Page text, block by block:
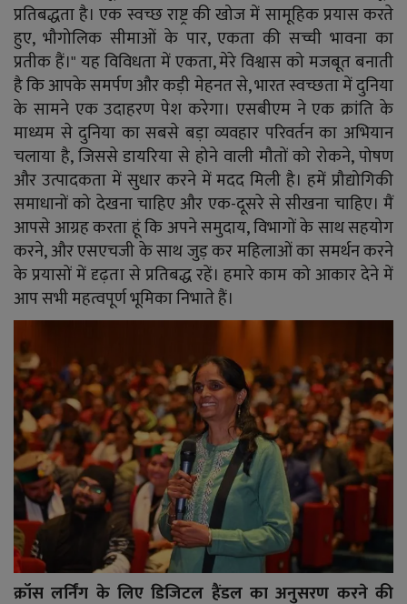
प्रतिबद्धता है। एक स्वच्छ राष्ट्र की खोज में सामूहिक प्रयास करते
हुए, भौगोलिक सीमाओं के पार, एकता की सच्ची भावना का
प्रतीक हैं।" यह विविधता में एकता, मेरे विश्वास को मजबूत बनाती
है कि आपके समर्पण और कड़ी मेहनत से, भारत स्वच्छता में दुनिया
के सामने एक उदाहरण पेश करेगा। एसबीएम ने एक क्रांति के
माध्यम से दुनिया का सबसे बड़ा व्यवहार परिवर्तन का अभियान
चलाया है, जिससे डायरिया से होने वाली मौतों को रोकने, पोषण
और उत्पादकता में सुधार करने में मदद मिली है। हमें प्रौद्योगिकी
समाधानों को देखना चाहिए और एक-दूसरे से सीखना चाहिए। मैं
आपसे आग्रह करता हूं कि अपने समुदाय, विभागों के साथ सहयोग
करने, और एसएचजी के साथ जुड़ कर महिलाओं का समर्थन करने
के प्रयासों में दृढ़ता से प्रतिबद्ध रहें। हमारे काम को आकार देने में
आप सभी महत्वपूर्ण भूमिका निभाते हैं।
क्रॉस लर्निंग के लिए डिजिटल हैंडल का अनुसरण करने की